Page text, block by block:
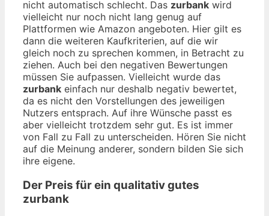
nicht automatisch schlecht. Das zurbank wird
vielleicht nur noch nicht lang genug auf
Plattformen wie Amazon angeboten. Hier gilt es
dann die weiteren Kaufkriterien, auf die wir
gleich noch zu sprechen kommen, in Betracht zu
ziehen. Auch bei den negativen Bewertungen
müssen Sie aufpassen. Vielleicht wurde das
zurbank einfach nur deshalb negativ bewertet,
da es nicht den Vorstellungen des jeweiligen
Nutzers entsprach. Auf ihre Wünsche passt es
aber vielleicht trotzdem sehr gut. Es ist immer
von Fall zu Fall zu unterscheiden. Hören Sie nicht
auf die Meinung anderer, sondern bilden Sie sich
ihre eigene.
Der Preis für ein qualitativ gutes
zurbank